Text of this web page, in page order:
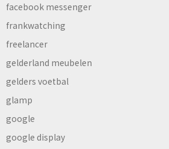
facebook messenger
frankwatching
freelancer
gelderland meubelen
gelders voetbal
glamp
google
google display